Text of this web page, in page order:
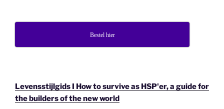
Bestel hier
Levensstijlgids I How to survive as HSP'er, a guide for
the builders of the new world